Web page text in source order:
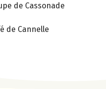
de Cassonade
de Cannelle